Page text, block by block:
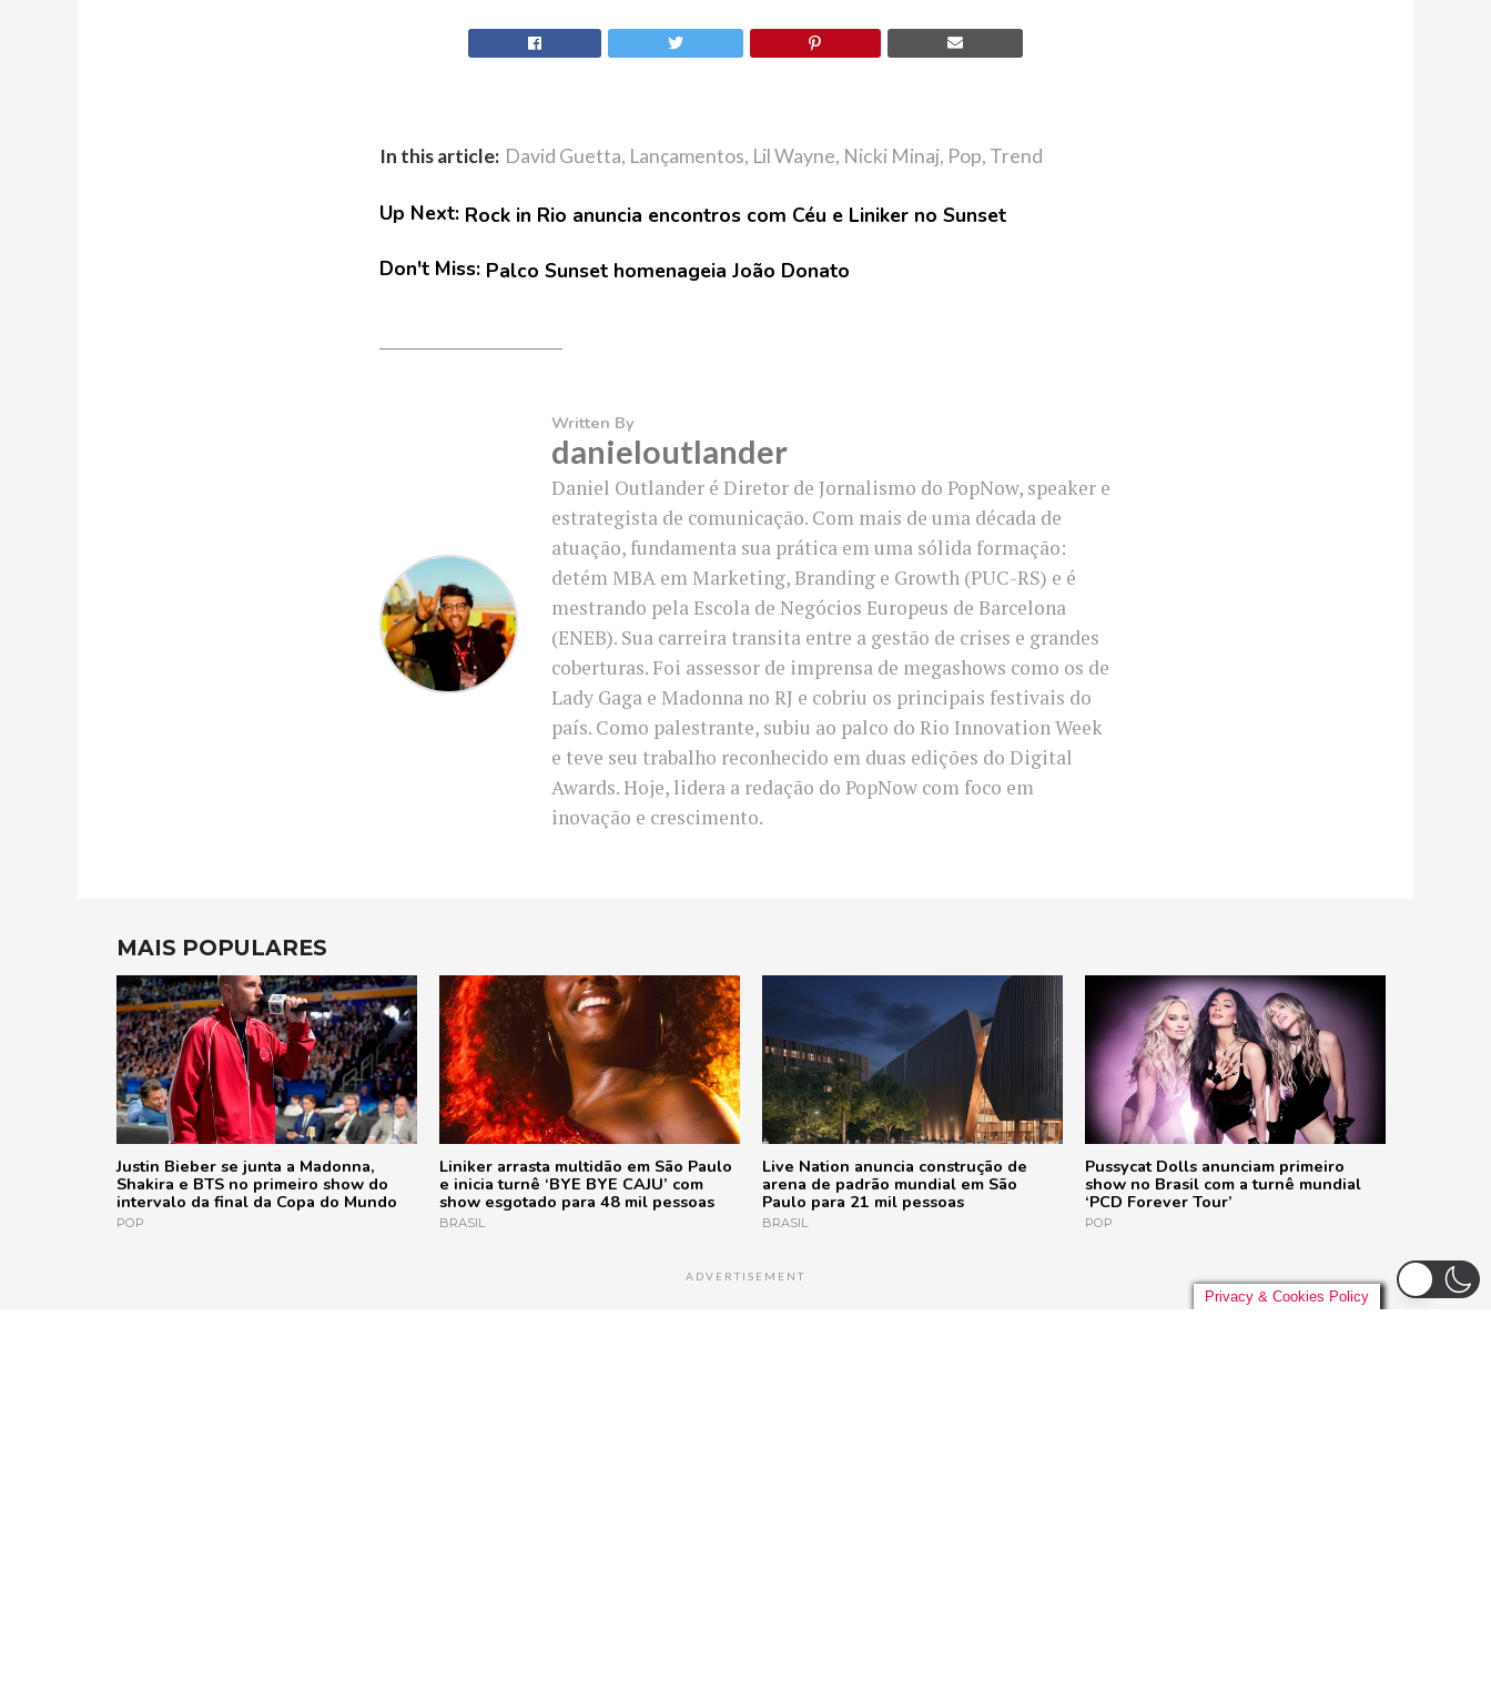
In this article: David Guetta, Lançamentos, Lil Wayne, Nicki Minaj, Pop, Trend
Up Next: Rock in Rio anuncia encontros com Céu e Liniker no Sunset
Don't Miss: Palco Sunset homenageia João Donato
Written By
danieloutlander
Daniel Outlander é Diretor de Jornalismo do PopNow, speaker e
estrategista de comunicação. Com mais de uma década de
atuação, fundamenta sua prática em uma sólida formação:
detém MBA em Marketing, Branding e Growth (PUC-RS) e é
mestrando pela Escola de Negócios Europeus de Barcelona
(ENEB). Sua carreira transita entre a gestão de crises e grandes
coberturas. Foi assessor de imprensa de megashows como os de
Lady Gaga e Madonna no RJ e cobriu os principais festivais do
país. Como palestrante, subiu ao palco do Rio Innovation Week
e teve seu trabalho reconhecido em duas edições do Digital
Awards. Hoje, lidera a redação do PopNow com foco em
inovação e crescimento.
MAIS POPULARES
Justin Bieber se junta a Madonna,
Shakira e BTS no primeiro show do
intervalo da final da Copa do Mundo
POP
Liniker arrasta multidão em São Paulo
e inicia turnê ‘BYE BYE CAJU’ com
show esgotado para 48 mil pessoas
BRASIL
Live Nation anuncia construção de
arena de padrão mundial em São
Paulo para 21 mil pessoas
BRASIL
Pussycat Dolls anunciam primeiro
show no Brasil com a turnê mundial
‘PCD Forever Tour’
POP
ADVERTISEMENT
Privacy & Cookies Policy